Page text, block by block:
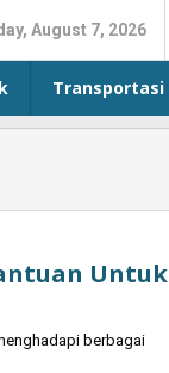
August 7, 2026
Transportasi
Untuk
berbagai